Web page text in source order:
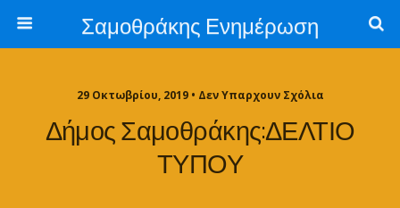
Σαμοθράκης Ενημέρωση
29 Οκτωβρίου, 2019 • Δεν Υπαρχουν Σχόλια
Δήμος Σαμοθράκης:ΔΕΛΤΙΟ
ΤΥΠΟΥ